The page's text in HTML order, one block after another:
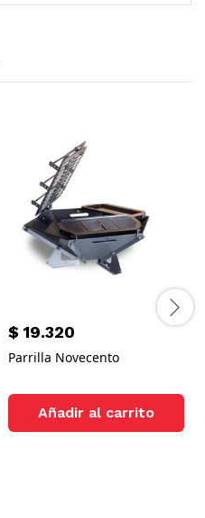
$ 19.320
Parrilla Novecento
Añadir al carrito